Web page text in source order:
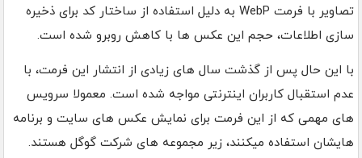
تصاویر با فرمت WebP به دلیل استفاده از ساختار کد برای ذخیره
سازی اطلاعات، حجم این عکس ها با کاهش روبرو شده است.
با این حال پس از گذشت سال های زیادی از انتشار این فرمت، با
عدم استقبال کاربران اینترنتی مواجه شده است. معمولا سرویس
های مهمی که از این فرمت برای نمایش عکس های سایت و برنامه
هایشان استفاده میکنند، زیر مجموعه های شرکت گوگل هستند.